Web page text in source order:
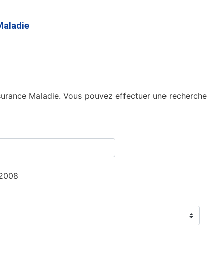
au
contenu
Maladie. Vous pouvez effectuer une